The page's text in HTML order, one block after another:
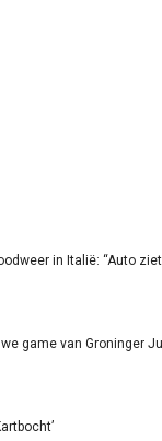
in Italië: “Auto
game van Groninger